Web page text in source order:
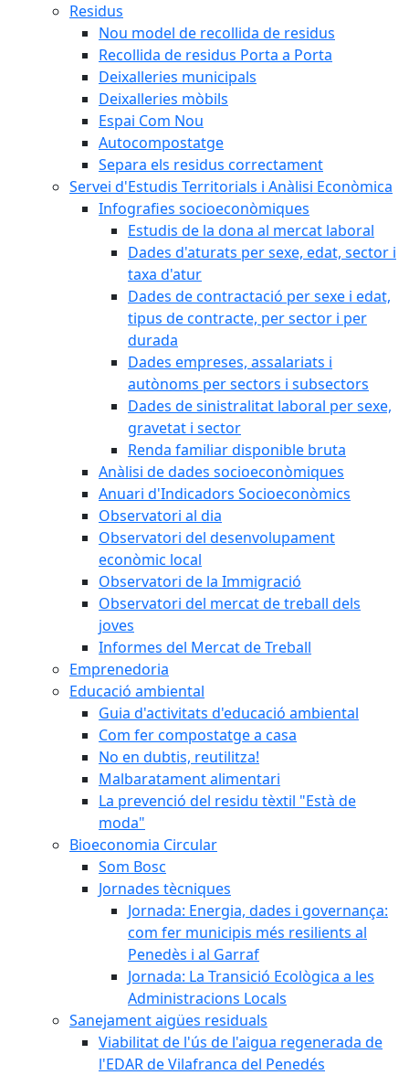
Residus
Nou model de recollida de residus
Recollida de residus Porta a Porta
Deixalleries municipals
Deixalleries mòbils
Espai Com Nou
Autocompostatge
Separa els residus correctament
Servei d'Estudis Territorials i Anàlisi Econòmica
Infografies socioeconòmiques
Estudis de la dona al mercat laboral
Dades d'aturats per sexe, edat, sector i
taxa d'atur
Dades de contractació per sexe i edat,
tipus de contracte, per sector i per
durada
Dades empreses, assalariats i
autònoms per sectors i subsectors
Dades de sinistralitat laboral per sexe,
gravetat i sector
Renda familiar disponible bruta
Anàlisi de dades socioeconòmiques
Anuari d'Indicadors Socioeconòmics
Observatori al dia
Observatori del desenvolupament
econòmic local
Observatori de la Immigració
Observatori del mercat de treball dels
joves
Informes del Mercat de Treball
Emprenedoria
Educació ambiental
Guia d'activitats d'educació ambiental
Com fer compostatge a casa
No en dubtis, reutilitza!
Malbaratament alimentari
La prevenció del residu tèxtil "Està de
moda"
Bioeconomia Circular
Som Bosc
Jornades tècniques
Jornada: Energia, dades i governança:
com fer municipis més resilients al
Penedès i al Garraf
Jornada: La Transició Ecològica a les
Administracions Locals
Sanejament aigües residuals
Viabilitat de l'ús de l'aigua regenerada de
l'EDAR de Vilafranca del Penedés